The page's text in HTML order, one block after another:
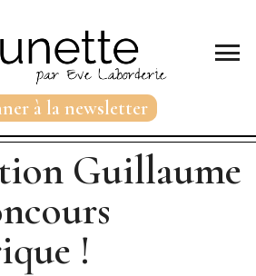
Guillaume
!
à la newsletter